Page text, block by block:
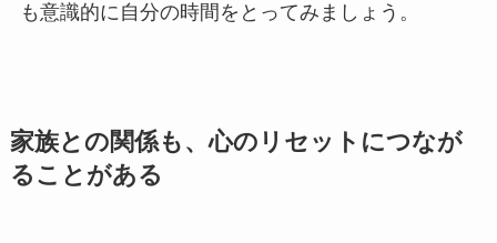
も意識的に自分の時間をとってみましょう。
家族との関係も、心のリセットにつなが
ることがある